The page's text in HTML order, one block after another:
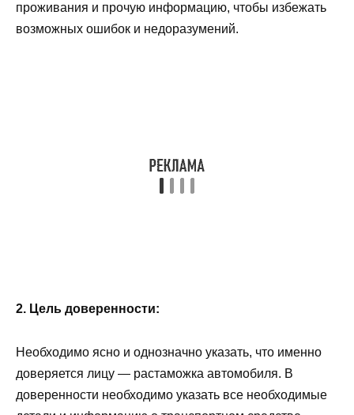
проживания и прочую информацию, чтобы избежать
возможных ошибок и недоразумений.
2. Цель доверенности:
Необходимо ясно и однозначно указать, что именно
доверяется лицу — растаможка автомобиля. В
доверенности необходимо указать все необходимые